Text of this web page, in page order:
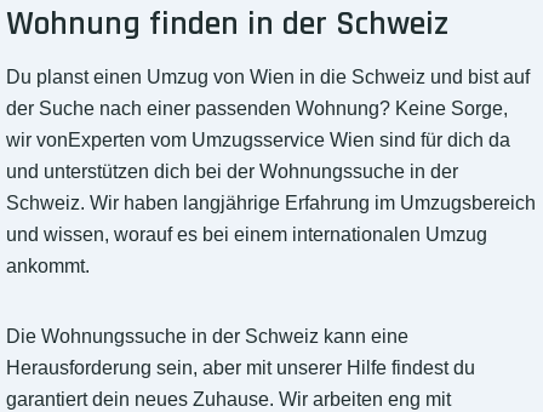
Wohnung finden in der Schweiz
Du planst einen Umzug von Wien in die Schweiz und bist auf
der Suche nach einer passenden Wohnung? Keine Sorge,
wir vonExperten vom Umzugsservice Wien sind für dich da
und unterstützen dich bei der Wohnungssuche in der
Schweiz. Wir haben langjährige Erfahrung im Umzugsbereich
und wissen, worauf es bei einem internationalen Umzug
ankommt.
Die Wohnungssuche in der Schweiz kann eine
Herausforderung sein, aber mit unserer Hilfe findest du
garantiert dein neues Zuhause. Wir arbeiten eng mit